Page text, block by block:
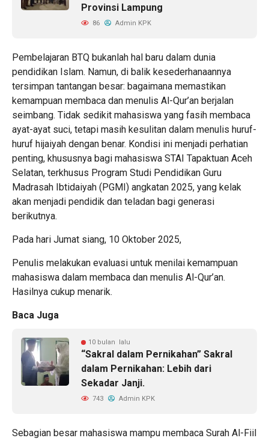
Provinsi Lampung
86 Admin KPK
Pembelajaran BTQ bukanlah hal baru dalam dunia
pendidikan Islam. Namun, di balik kesederhanaannya
tersimpan tantangan besar: bagaimana memastikan
kemampuan membaca dan menulis Al-Qur’an berjalan
seimbang. Tidak sedikit mahasiswa yang fasih membaca
ayat-ayat suci, tetapi masih kesulitan dalam menulis huruf-
huruf hijaiyah dengan benar. Kondisi ini menjadi perhatian
penting, khususnya bagi mahasiswa STAI Tapaktuan Aceh
Selatan, terkhusus Program Studi Pendidikan Guru
Madrasah Ibtidaiyah (PGMI) angkatan 2025, yang kelak
akan menjadi pendidik dan teladan bagi generasi
berikutnya.
Pada hari Jumat siang, 10 Oktober 2025,
Penulis melakukan evaluasi untuk menilai kemampuan
mahasiswa dalam membaca dan menulis Al-Qur’an.
Hasilnya cukup menarik.
Baca Juga
10 bulan lalu
“Sakral dalam Pernikahan” Sakral
dalam Pernikahan: Lebih dari
Sekadar Janji.
743 Admin KPK
Sebagian besar mahasiswa mampu membaca Surah Al-Fiil